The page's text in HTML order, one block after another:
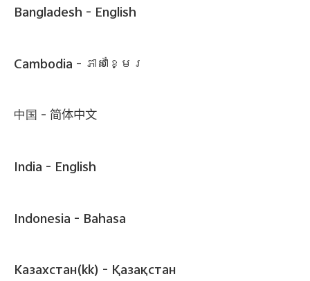
Bangladesh - English
Cambodia - ភាសាខ្មែរ
中国 - 简体中文
India - English
Indonesia - Bahasa
Казахстан(kk) - Қазақстан